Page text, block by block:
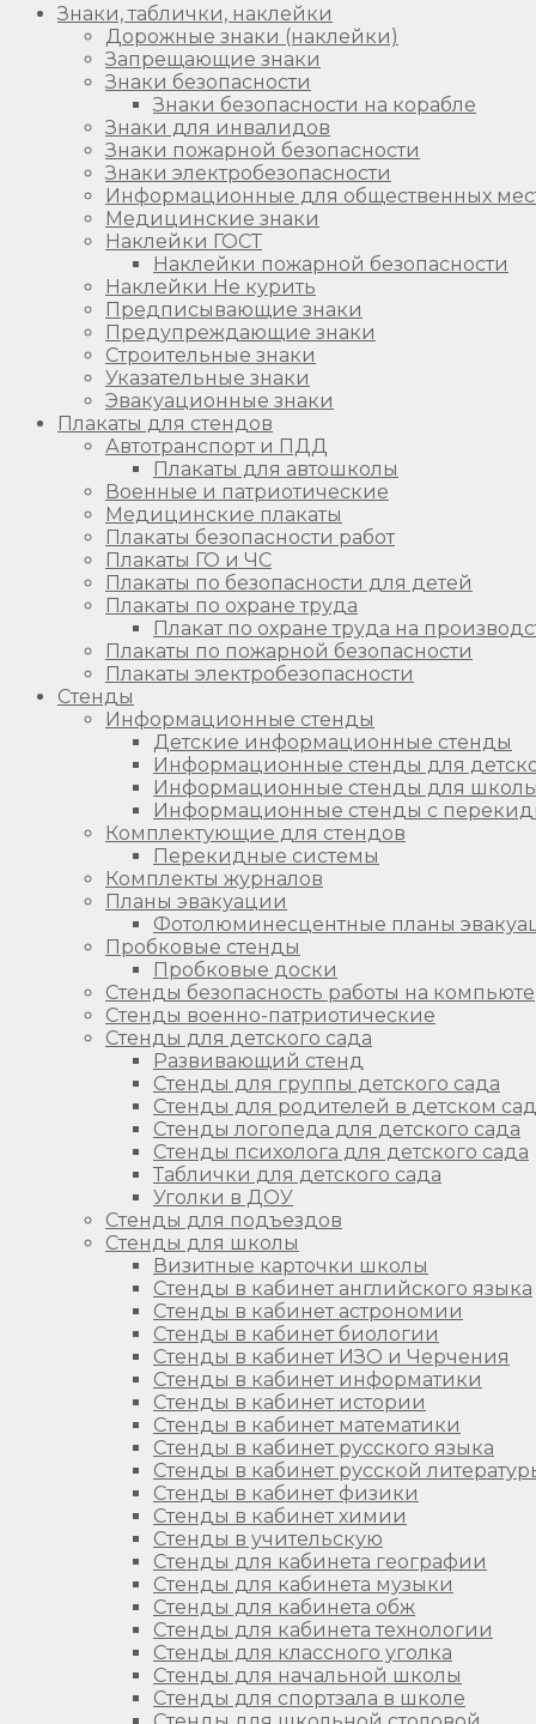
Знаки, таблички, наклейки
Дорожные знаки (наклейки)
Запрещающие знаки
Знаки безопасности
Знаки безопасности на корабле
Знаки для инвалидов
Знаки пожарной безопасности
Знаки электробезопасности
Информационные для общественных
Медицинские знаки
Наклейки ГОСТ
Наклейки пожарной безопасности
Наклейки Не курить
Предписывающие знаки
Предупреждающие знаки
Строительные знаки
Указательные знаки
Эвакуационные знаки
Плакаты для стендов
Автотранспорт и ПДД
Плакаты для автошколы
Военные и патриотические
Медицинские плакаты
Плакаты безопасности работ
Плакаты ГО и ЧС
Плакаты по безопасности для детей
Плакаты по охране труда
Плакат по охране труда на
Плакаты по пожарной безопасности
Плакаты электробезопасности
Стенды
Информационные стенды
Детские информационные стенды
Информационные стенды для
Информационные стенды для
Информационные стенды с
Комплектующие для стендов
Перекидные системы
Комплекты журналов
Планы эвакуации
Фотолюминесцентные планы
Пробковые стенды
Пробковые доски
Стенды безопасность работы на
Стенды военно-патриотические
Стенды для детского сада
Развивающий стенд
Стенды для группы детского сада
Стенды для родителей в детском
Стенды логопеда для детского сада
Стенды психолога для детского сада
Таблички для детского сада
Уголки в ДОУ
Стенды для подъездов
Стенды для школы
Визитные карточки школы
Стенды в кабинет английского языка
Стенды в кабинет астрономии
Стенды в кабинет биологии
Стенды в кабинет ИЗО и Черчения
Стенды в кабинет информатики
Стенды в кабинет истории
Стенды в кабинет математики
Стенды в кабинет русского языка
Стенды в кабинет русской
Стенды в кабинет физики
Стенды в кабинет химии
Стенды в учительскую
Стенды для кабинета географии
Стенды для кабинета музыки
Стенды для кабинета обж
Стенды для кабинета технологии
Стенды для классного уголка
Стенды для начальной школы
Стенды для спортзала в школе